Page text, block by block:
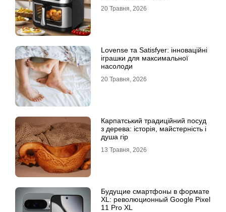
20 Травня, 2026
Lovense та Satisfyer: інноваційні
іграшки для максимальної
насолоди
20 Травня, 2026
Карпатський традиційний посуд
з дерева: історія, майстерність і
душа гір
13 Травня, 2026
Будущие смартфоны в формате
XL: революционный Google Pixel
11 Pro XL